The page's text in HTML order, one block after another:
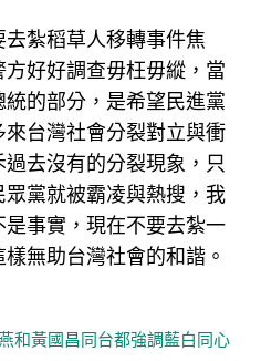
紮稻草人移轉事件焦
好好調查毋枉毋縱，當
的部分，是希望民進黨
台灣社會分裂對立與衝
去沒有的分裂現象，只
黨就被霸凌與熱搜，我
事實，現在不要去紮一
無助台灣社會的和諧。
和黃國昌同台都強調藍白同心